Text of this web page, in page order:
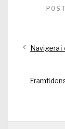
Navigera
Nästa